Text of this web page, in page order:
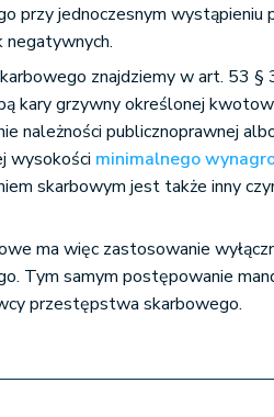
przy jednoczesnym wystąpieniu
negatywnych.
znajdziemy w art. 53 §
kary grzywny określonej
należności publicznoprawnej
wysokości minimalnego
skarbowym jest także inny
ma więc zastosowanie
Tym samym postępowanie
przestępstwa skarbowego.